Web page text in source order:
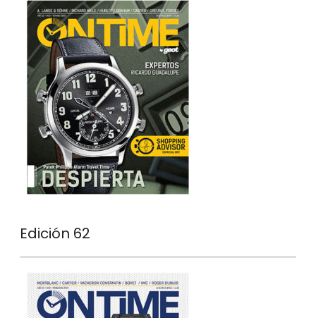
Edición 62